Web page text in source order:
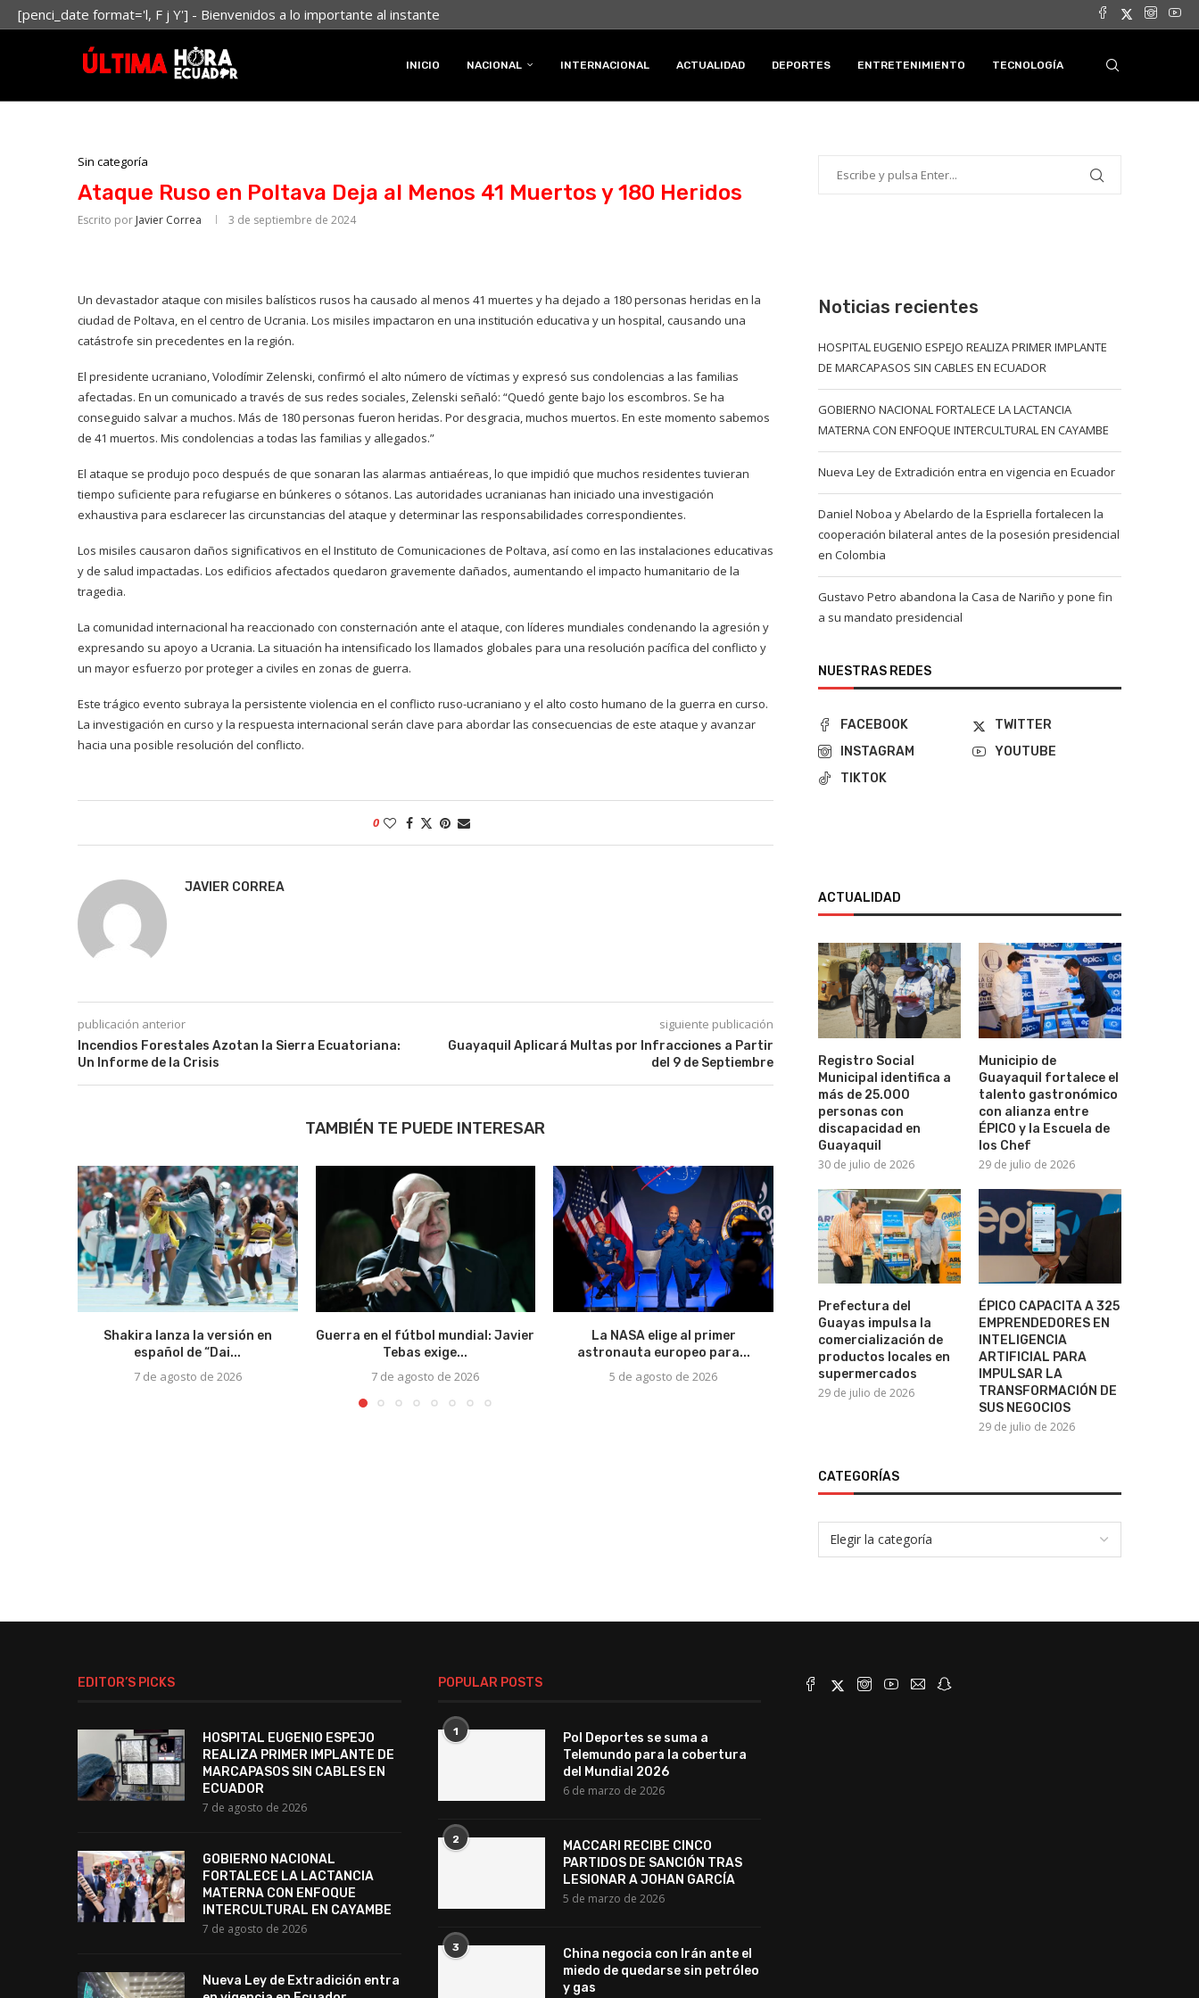
[penci_date format='l, F j Y'] - Bienvenidos a lo importante al instante
INICIO NACIONAL INTERNACIONAL ACTUALIDAD DEPORTES ENTRETENIMIENTO TECNOLOGÍA
Sin categoría
Ataque Ruso en Poltava Deja al Menos 41 Muertos y 180 Heridos
Escrito por Javier Correa 3 de septiembre de 2024
Un devastador ataque con misiles balísticos rusos ha causado al menos 41 muertes y ha dejado a 180 personas heridas en la
ciudad de Poltava, en el centro de Ucrania. Los misiles impactaron en una institución educativa y un hospital, causando una
catástrofe sin precedentes en la región.
El presidente ucraniano, Volodímir Zelenski, confirmó el alto número de víctimas y expresó sus condolencias a las familias
afectadas. En un comunicado a través de sus redes sociales, Zelenski señaló: “Quedó gente bajo los escombros. Se ha
conseguido salvar a muchos. Más de 180 personas fueron heridas. Por desgracia, muchos muertos. En este momento sabemos
de 41 muertos. Mis condolencias a todas las familias y allegados.”
El ataque se produjo poco después de que sonaran las alarmas antiaéreas, lo que impidió que muchos residentes tuvieran
tiempo suficiente para refugiarse en búnkeres o sótanos. Las autoridades ucranianas han iniciado una investigación
exhaustiva para esclarecer las circunstancias del ataque y determinar las responsabilidades correspondientes.
Los misiles causaron daños significativos en el Instituto de Comunicaciones de Poltava, así como en las instalaciones educativas
y de salud impactadas. Los edificios afectados quedaron gravemente dañados, aumentando el impacto humanitario de la
tragedia.
La comunidad internacional ha reaccionado con consternación ante el ataque, con líderes mundiales condenando la agresión y
expresando su apoyo a Ucrania. La situación ha intensificado los llamados globales para una resolución pacífica del conflicto y
un mayor esfuerzo por proteger a civiles en zonas de guerra.
Este trágico evento subraya la persistente violencia en el conflicto ruso-ucraniano y el alto costo humano de la guerra en curso.
La investigación en curso y la respuesta internacional serán clave para abordar las consecuencias de este ataque y avanzar
hacia una posible resolución del conflicto.
0
JAVIER CORREA
publicación anterior
Incendios Forestales Azotan la Sierra Ecuatoriana:
Un Informe de la Crisis
siguiente publicación
Guayaquil Aplicará Multas por Infracciones a Partir
del 9 de Septiembre
TAMBIÉN TE PUEDE INTERESAR
Shakira lanza la versión en
español de “Dai...
7 de agosto de 2026
Guerra en el fútbol mundial: Javier
Tebas exige...
7 de agosto de 2026
La NASA elige al primer
astronauta europeo para...
5 de agosto de 2026
¡Elton John cumple 36 años sin
beber alcohol!
30 de julio de 2026
Nicolás Maduro
nuevamente ante la
Noticias recientes
HOSPITAL EUGENIO ESPEJO REALIZA PRIMER IMPLANTE
DE MARCAPASOS SIN CABLES EN ECUADOR
GOBIERNO NACIONAL FORTALECE LA LACTANCIA
MATERNA CON ENFOQUE INTERCULTURAL EN CAYAMBE
Nueva Ley de Extradición entra en vigencia en Ecuador
Daniel Noboa y Abelardo de la Espriella fortalecen la
cooperación bilateral antes de la posesión presidencial
en Colombia
Gustavo Petro abandona la Casa de Nariño y pone fin
a su mandato presidencial
NUESTRAS REDES
FACEBOOK
TWITTER
INSTAGRAM
YOUTUBE
TIKTOK
ACTUALIDAD
Registro Social
Municipal identifica a
más de 25.000
personas con
discapacidad en
Guayaquil
30 de julio de 2026
Municipio de
Guayaquil fortalece el
talento gastronómico
con alianza entre
ÉPICO y la Escuela de
los Chef
29 de julio de 2026
Prefectura del
Guayas impulsa la
comercialización de
productos locales en
supermercados
29 de julio de 2026
ÉPICO CAPACITA A 325
EMPRENDEDORES EN
INTELIGENCIA
ARTIFICIAL PARA
IMPULSAR LA
TRANSFORMACIÓN DE
SUS NEGOCIOS
29 de julio de 2026
CATEGORÍAS
EDITOR’S PICKS
HOSPITAL EUGENIO ESPEJO
REALIZA PRIMER IMPLANTE DE
MARCAPASOS SIN CABLES EN
ECUADOR
7 de agosto de 2026
GOBIERNO NACIONAL
FORTALECE LA LACTANCIA
MATERNA CON ENFOQUE
INTERCULTURAL EN CAYAMBE
7 de agosto de 2026
Nueva Ley de Extradición entra
POPULAR POSTS
1
Pol Deportes se suma a
Telemundo para la cobertura
del Mundial 2026
6 de marzo de 2026
2
MACCARI RECIBE CINCO
PARTIDOS DE SANCIÓN TRAS
LESIONAR A JOHAN GARCÍA
5 de marzo de 2026
3
China negocia con Irán ante el
miedo de quedarse sin petróleo
y gas